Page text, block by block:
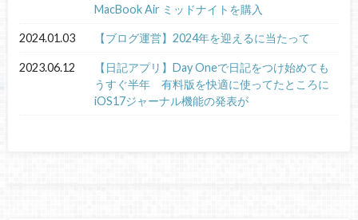
MacBook Air ミッドナイトを購入
2024.01.03 【ブログ運営】2024年を迎えるに当たって
2023.06.12
【日記アプリ】Day Oneで日記をつけ始めても
うすぐ半年 有料版を快適に使ってたところに
iOS17ジャーナル機能の発表が